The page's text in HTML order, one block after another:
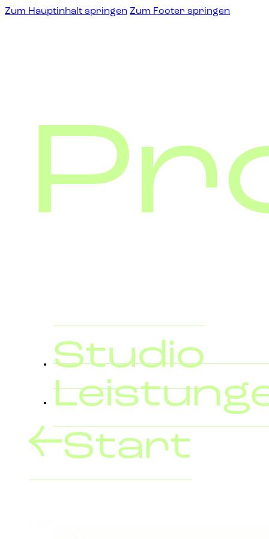
Zum Hauptinhalt springen Zum Footer springen
Studio
Start